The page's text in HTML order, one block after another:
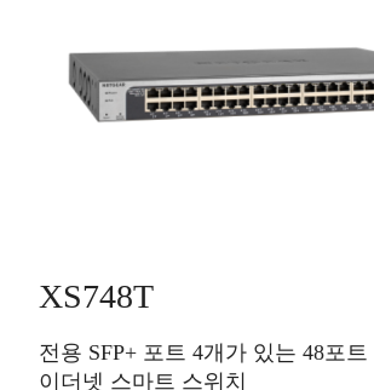
XS748T
전용 SFP+ 포트 4개가 있는 48포트
이더넷 스마트 스위치